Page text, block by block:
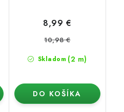
Skladom (2 m)
8,99 €
10,98 €
DO KOŠÍKA